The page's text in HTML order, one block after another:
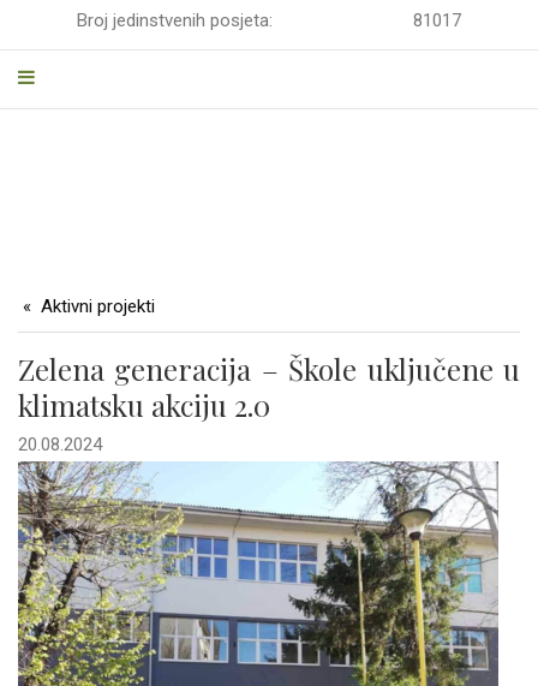
Broj jedinstvenih posjeta:
81017
Aktivni projekti
Zelena generacija – Škole uključene u
klimatsku akciju 2.0
20.08.2024